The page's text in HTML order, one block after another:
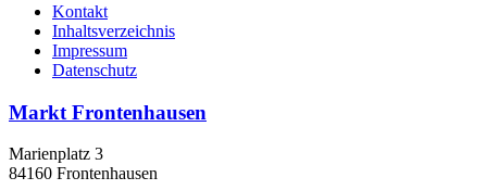
Kontakt
Inhaltsverzeichnis
Impressum
Datenschutz
Markt Frontenhausen
Marienplatz 3
84160 Frontenhausen